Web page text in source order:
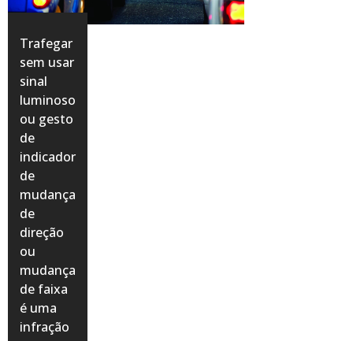
Trafegar
sem usar
sinal
luminoso
ou gesto
de
indicador
de
mudança
de
direção
ou
mudança
de faixa
é uma
infração